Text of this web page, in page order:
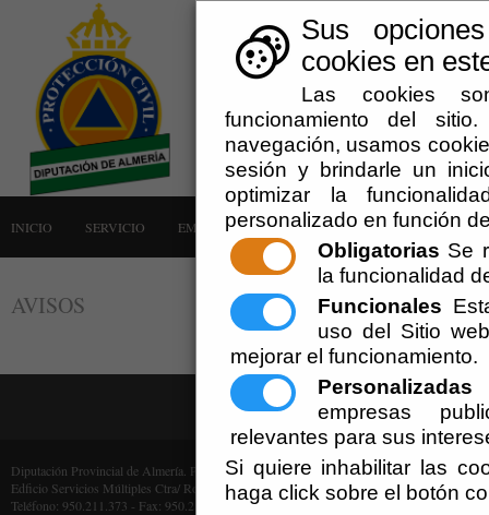
Sus
cookies en
Las cookies
funcionamiento del
navegación, usamos
sesión y brindarle un
optimizar la
personalizado en función
Obligatorias Se
la funcionalidad
Funcionales
uso del Sitio
mejorar el funcionamiento.
Personalizadas
empresas
relevantes para sus
Si quiere inhabilitar las
haga click sobre el botón
INICIO SERVICIO EMERGENCIAS LA AGRUPACIÓN AVISOS
AVISOS
Diputación Provincial de Almería. Protección Civil (Cif: P-0400000-F)
Edficio Servicios Múltiples Ctra/ Ronda, 216 - 04009 Almería
Teléfono: 950.211.373 - Fax: 950.211.372